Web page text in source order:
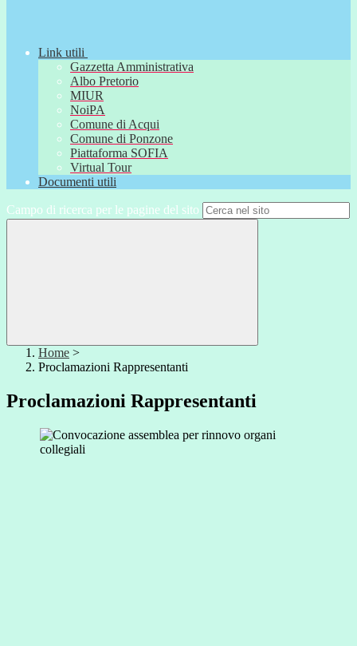
Link utili
Gazzetta Amministrativa
Albo Pretorio
MIUR
NoiPA
Comune di Acqui
Comune di Ponzone
Piattaforma SOFIA
Virtual Tour
Documenti utili
Campo di ricerca per le pagine del sito
Home >
Proclamazioni Rappresentanti
Proclamazioni Rappresentanti